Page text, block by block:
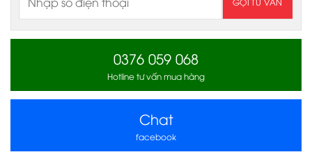
0376 059 068
Hotline tư vấn mua hàng
Chat
facebook